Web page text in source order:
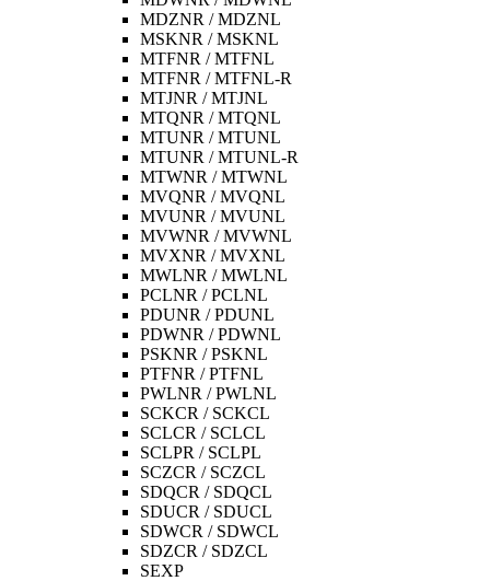
MDZNR / MDZNL
MSKNR / MSKNL
MTFNR / MTFNL
MTFNR / MTFNL-R
MTJNR / MTJNL
MTQNR / MTQNL
MTUNR / MTUNL
MTUNR / MTUNL-R
MTWNR / MTWNL
MVQNR / MVQNL
MVUNR / MVUNL
MVWNR / MVWNL
MVXNR / MVXNL
MWLNR / MWLNL
PCLNR / PCLNL
PDUNR / PDUNL
PDWNR / PDWNL
PSKNR / PSKNL
PTFNR / PTFNL
PWLNR / PWLNL
SCKCR / SCKCL
SCLCR / SCLCL
SCLPR / SCLPL
SCZCR / SCZCL
SDQCR / SDQCL
SDUCR / SDUCL
SDWCR / SDWCL
SDZCR / SDZCL
SEXP